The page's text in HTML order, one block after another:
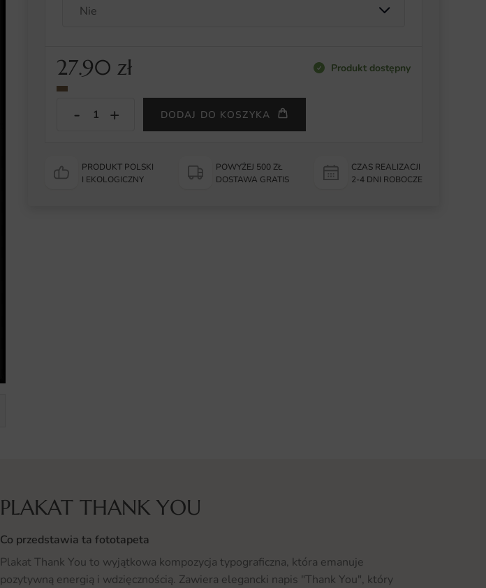
27.90 zł Produkt dostępny
DODAJ DO KOSZYKA
PRODUKT POLSKI
I EKOLOGICZNY
POWYŻEJ 500 ZŁ
DOSTAWA GRATIS
CZAS REALIZACJI
2-4 DNI ROBOCZE
PLAKAT THANK YOU
Co przedstawia ta fototapeta
Plakat Thank You to wyjątkowa kompozycja typograficzna, która emanuje
pozytywną energią i wdzięcznością. Zawiera elegancki napis "Thank You", który